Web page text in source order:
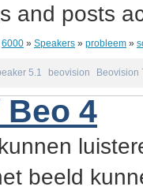
and posts
6000 » Speakers » probleem »
5.1 beovision Beovision
4
beeld